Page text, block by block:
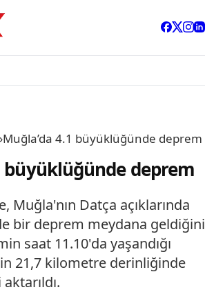
›Muğla’da 4.1 büyüklüğünde deprem
büyüklüğünde deprem
Muğla'nın Datça açıklarında
bir deprem meydana geldiğini
saat 11.10'da yaşandığı
21,7 kilometre derinliğinde